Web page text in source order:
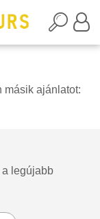
másik ajánlatot:
a legújabb